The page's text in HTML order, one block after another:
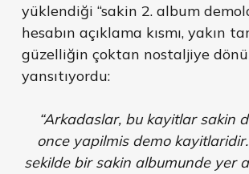
yüklendiği “sakin 2. album
hesabın açıklama kısmı, yakın
güzelliğin çoktan nostaljiye
yansıtıyordu:
“Arkadaslar, bu kayitlar sakin
once yapilmis demo
sekilde bir sakin albumunde yer